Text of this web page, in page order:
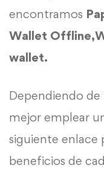
encontramos
Wallet
wallet.
Dependiendo de
mejor emplear
siguiente enlace
beneficios de